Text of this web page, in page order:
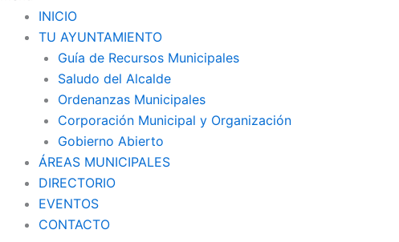
INICIO
TU AYUNTAMIENTO
Guía de Recursos Municipales
Saludo del Alcalde
Ordenanzas Municipales
Corporación Municipal y Organización
Gobierno Abierto
ÁREAS MUNICIPALES
DIRECTORIO
EVENTOS
CONTACTO